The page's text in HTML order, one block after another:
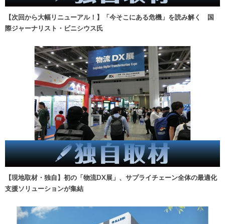
【次回から大幅リニューアル！】「今そこにある危機」を読み解く 国
際ジャーナリスト・ビニシウス氏
【現地取材・独自】初の「物流DX展」、サプライチェーン全体の最適化
支援ソリューションが集結